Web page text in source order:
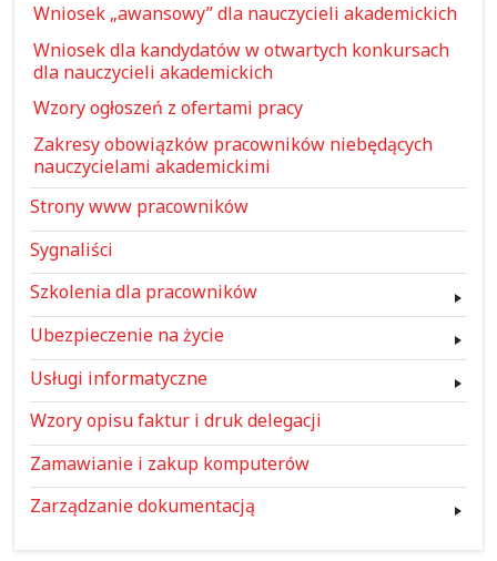
Wniosek „awansowy” dla nauczycieli akademickich
Wniosek dla kandydatów w otwartych konkursach
dla nauczycieli akademickich
Wzory ogłoszeń z ofertami pracy
Zakresy obowiązków pracowników niebędących
nauczycielami akademickimi
Strony www pracowników
Sygnaliści
Szkolenia dla pracowników
Ubezpieczenie na życie
Usługi informatyczne
Wzory opisu faktur i druk delegacji
Zamawianie i zakup komputerów
Zarządzanie dokumentacją